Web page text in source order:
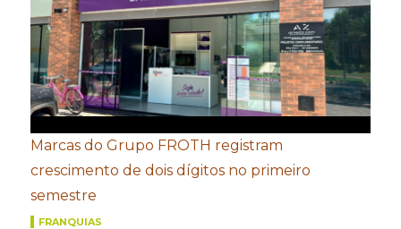
Marcas do Grupo FROTH registram
crescimento de dois dígitos no primeiro
semestre
FRANQUIAS